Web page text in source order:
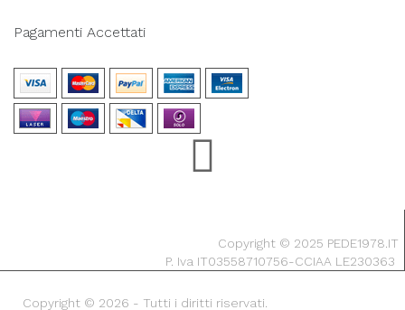
Pagamenti Accettati
Copyright © 2025 PEDE1978.IT
P. Iva IT03558710756-CCIAA LE230363
Copyright © 2026 - Tutti i diritti riservati.